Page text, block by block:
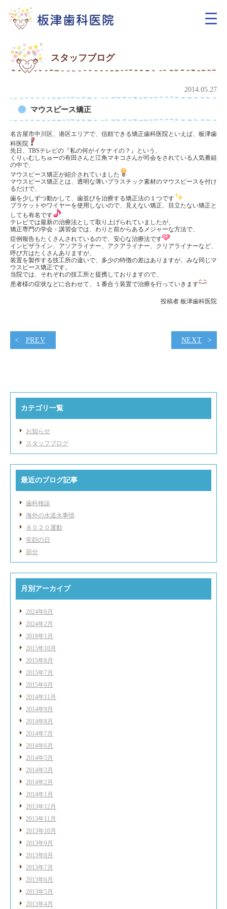
スタッフブログ
2014.05.27
マウスピース矯正
名古屋市中川区、港区エリアで、信頼できる矯正歯科医院といえば、板津歯
科医院
先日、TBSテレビの『私の何がイケナイの？』という、
くりぃむしちゅーの有田さんと江角マキコさんが司会をされている人気番組
の中で、
マウスピース矯正が紹介されていました
マウスピース矯正とは、透明な薄いプラスチック素材のマウスピースを付け
るだけで、
歯を少しずつ動かして、歯並びを治療する矯正法の１つです
ブラケットやワイヤーを使用しないので、見えない矯正、目立たない矯正と
しても有名です
テレビでは最新の治療法として取り上げられていましたが、
矯正専門の学会・講習会では、わりと前からあるメジャーな方法で、
症例報告もたくさんされているので、安心な治療法です
インビザライン、アソアライナー、アクアライナー、クリアライナーなど、
呼び方はたくさんありますが、
装置を製作する技工所の違いで、多少の特徴の差はありますが、みな同じマ
ウスピース矯正です。
当院では、それぞれの技工所と提携しておりますので、
患者様の症状などに合わせて、１番合う装置で治療を行っていきます
投稿者 板津歯科医院
PREV NEXT
カテゴリ一覧
お知らせ
スタッフブログ
最近のブログ記事
歯科検診
海外の水道水事情
８０２０運動
笑顔の日
節分
月別アーカイブ
2024年6月
2024年2月
2018年1月
2015年10月
2015年8月
2015年7月
2015年6月
2014年11月
2014年9月
2014年8月
2014年7月
2014年6月
2014年5月
2014年3月
2014年2月
2014年1月
2013年12月
2013年11月
2013年10月
2013年9月
2013年8月
2013年7月
2013年6月
2013年5月
2013年4月